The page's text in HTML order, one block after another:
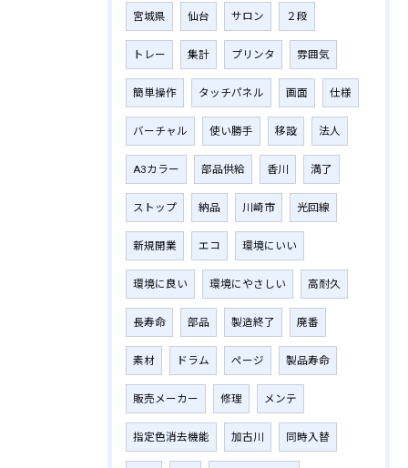
宮城県 仙台 サロン ２段
トレー 集計 プリンタ 雰囲気
簡単操作 タッチパネル 画面 仕様
バーチャル 使い勝手 移設 法人
A3カラー 部品供給 香川 満了
ストップ 納品 川崎市 光回線
新規開業 エコ 環境にいい
環境に良い 環境にやさしい 高耐久
長寿命 部品 製造終了 廃番
素材 ドラム ページ 製品寿命
販売メーカー 修理 メンテ
指定色消去機能 加古川 同時入替